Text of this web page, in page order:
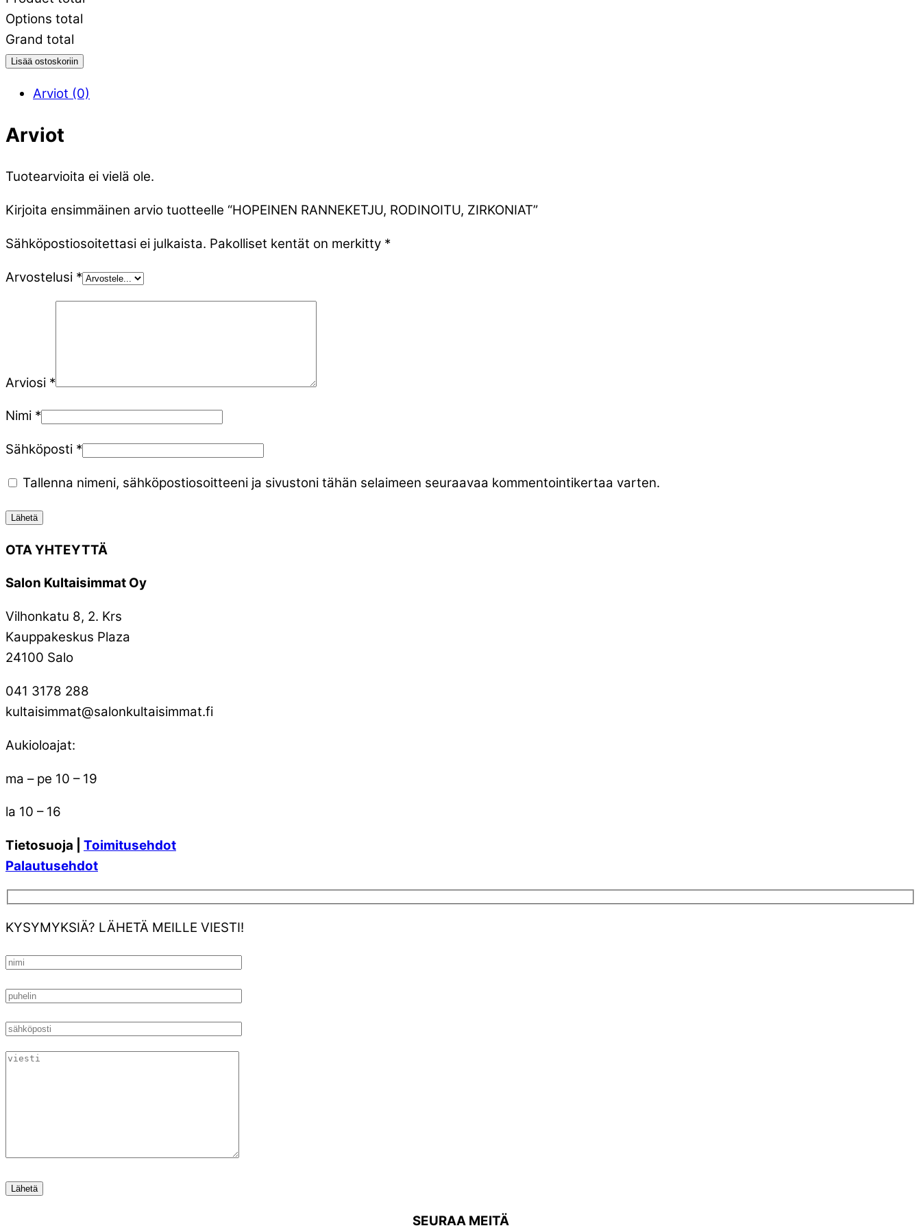
Options total
Grand total
Lisää ostoskoriin
Arviot (0)
Arviot
Tuotearvioita ei vielä ole.
Kirjoita ensimmäinen arvio tuotteelle “HOPEINEN RANNEKETJU, RODINOITU, ZIRKONIAT”
Sähköpostiosoitettasi ei julkaista. Pakolliset kentät on merkitty *
Arvostelusi *
Arviosi *
Nimi *
Sähköposti *
Tallenna nimeni, sähköpostiosoitteeni ja sivustoni tähän selaimeen seuraavaa kommentointikertaa varten.
OTA YHTEYTTÄ
Salon Kultaisimmat Oy
Vilhonkatu 8, 2. Krs
Kauppakeskus Plaza
24100 Salo
041 3178 288
kultaisimmat@salonkultaisimmat.fi
Aukioloajat:
ma – pe 10 – 19
la 10 – 16
Tietosuoja | Toimitusehdot
Palautusehdot
KYSYMYKSIÄ? LÄHETÄ MEILLE VIESTI!
SEURAA MEITÄ